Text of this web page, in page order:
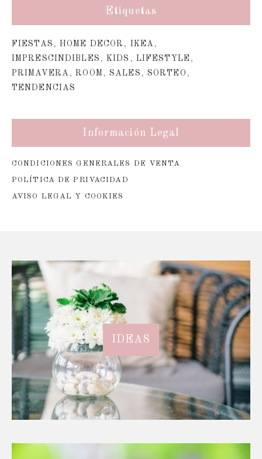
Etiquetas
FIESTAS ,HOME DECOR , IKEA,
IMPRESCINDIBLES ,KIDS , LIFESTYLE ,
PRIMAVERA,ROOM,SALES , SORTEO ,
TENDENCIAS
Información Legal
CONDICIONES GENERALES DE VENTA
POLÍTICA DE PRIVACIDAD
AVISO LEGAL Y COOKIES
IDEAS